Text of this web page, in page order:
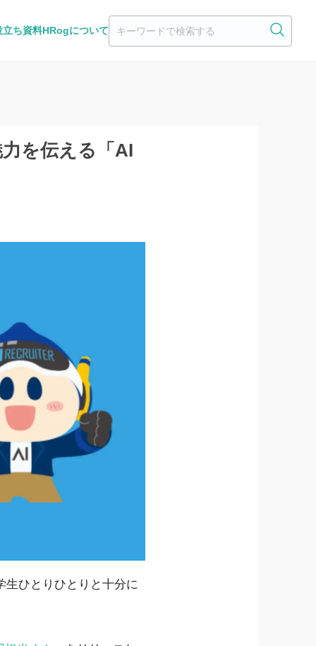
立ち資料HRogについて
を伝える「AI
生ひとりひとりと十分に